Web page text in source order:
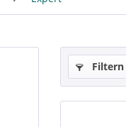
Filtern